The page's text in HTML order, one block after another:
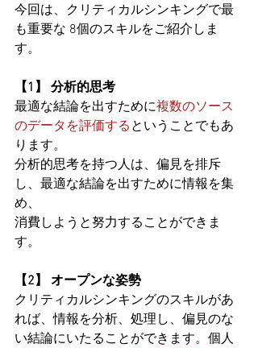
今回は、クリティカルシンキングで最
も重要な 8個のスキルをご紹介しま
す。
【1】 分析的思考
最適な結論を出すために複数のソース
のデータを評価する ということでもあ
ります。
分析的思考を持つ人は、偏見を排斥
し、最適な結論を出すために情報を集
め、
消費しようと努力することができま
す。
【2】 オープンな姿勢
クリティカルシンキングのスキルがあ
れば、情報を分析、処理し、偏見のな
い結論にいたることができます。個人